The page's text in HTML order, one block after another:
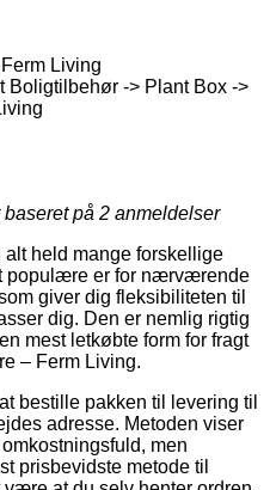
Living
Boligtilbehør -> Plant Box ->
på 2 anmeldelser
held mange forskellige
populære er for nærværende
giver dig fleksibiliteten til
dig. Den er nemlig rigtig
mest letkøbte form for fragt
– Ferm Living.
bestille pakken til levering til
adresse. Metoden viser
men
prisbevidste metode til